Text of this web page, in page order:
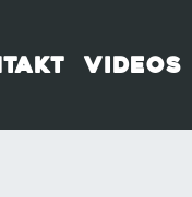
Videos